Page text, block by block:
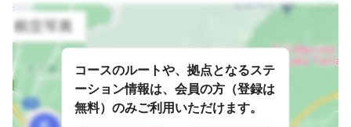
コースのルートや、拠点となるステ
ーション情報は、会員の方（登録は
無料）のみご利用いただけます。